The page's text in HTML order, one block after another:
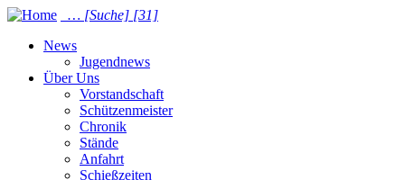
… [Suche] [31]
News
Jugendnews
Über Uns
Vorstandschaft
Schützenmeister
Chronik
Stände
Anfahrt
Schießzeiten